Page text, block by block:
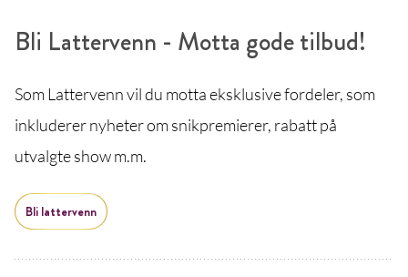
Bli Lattervenn - Motta gode tilbud!
Som Lattervenn vil du motta eksklusive fordeler, som
inkluderer nyheter om snikpremierer, rabatt på
utvalgte show m.m.
Bli lattervenn